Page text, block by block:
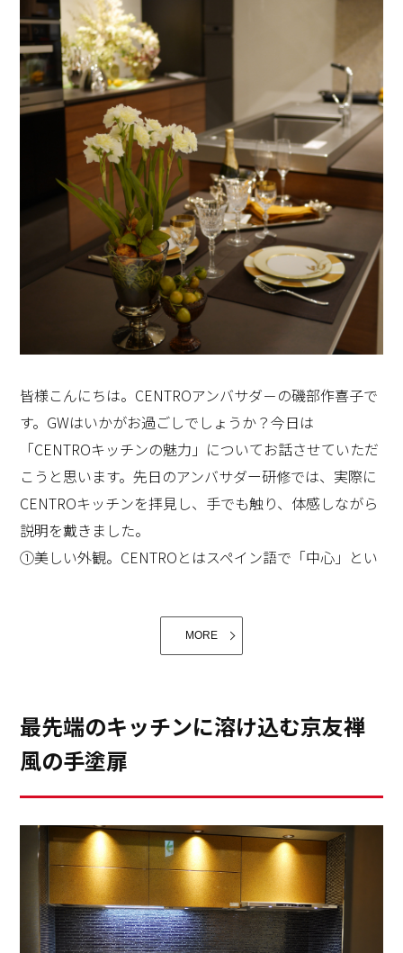
にリフォームしたら、生徒さんもびっくりされるだろう
なあ。「洗エールレンジフード」や「流レールシンク」
の機能もつけたいなあ、と夢見ている私です。暮らしの
真ん中にあるキッチンだけに、こだわりはそれぞれ。皆
様のこだわりもまたお聞かせくだされば嬉しいです。
皆様こんにちは。CENTROアンバサダ－の磯部作喜子で
す。GWはいかがお過ごしでしょうか？今日は
「CENTROキッチンの魅力」についてお話させていただ
こうと思います。先日のアンバサダー研修では、実際に
CENTROキッチンを拝見し、手でも触り、体感しながら
説明を戴きました。
①美しい外観。CENTROとはスペイン語で「中心」とい
テリアとしっくりなじみます。お写真は鬼頭郁子先生の
コーディネート。ハイクラスなコーディネートが映える
や、セラミックワークトップ、クラフツマンデッキシン
クなどの高級素材が使われており、美しいだけでなく、
耐久性、機能性にも優れています。
MORE
最先端のキッチンに溶け込む京友禅
風の手塗扉